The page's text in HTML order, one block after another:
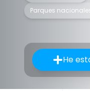
Parques
He